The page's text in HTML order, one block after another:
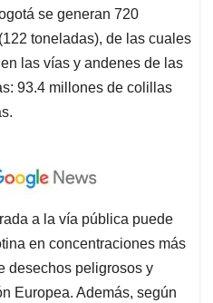
se generan 720
toneladas), de las cuales
las vías y andenes de las
93.4 millones de colillas
a la vía pública puede
en concentraciones más
desechos peligrosos y
Europea. Además, según